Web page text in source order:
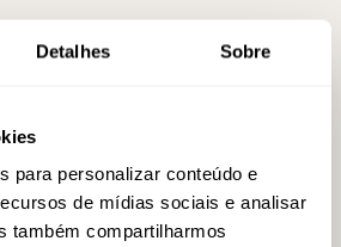
Detalhes Sobre
para personalizar conteúdo e
de mídias sociais e analisar
também compartilharmos